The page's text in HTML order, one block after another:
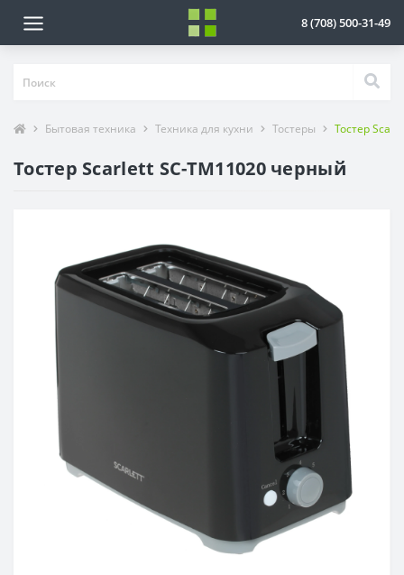
8 (708) 500-31-49
Бытовая техника Техника для кухни Тостеры Тостер
Тостер Scarlett SC-TM11020 черный